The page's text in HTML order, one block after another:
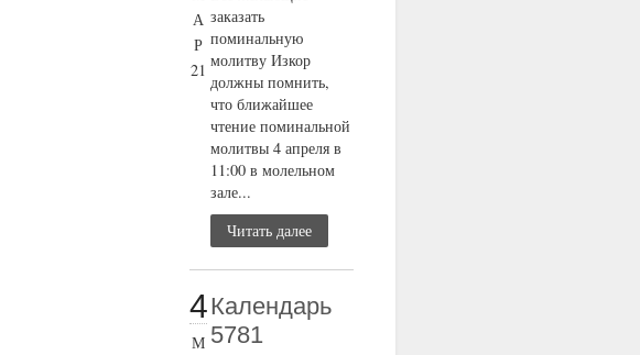
А
Р
21
заказать
поминальную
молитву Изкор
должны помнить,
что ближайшее
чтение поминальной
молитвы 4 апреля в
11:00 в молельном
зале...
Читать далее
4
М
Календарь
5781